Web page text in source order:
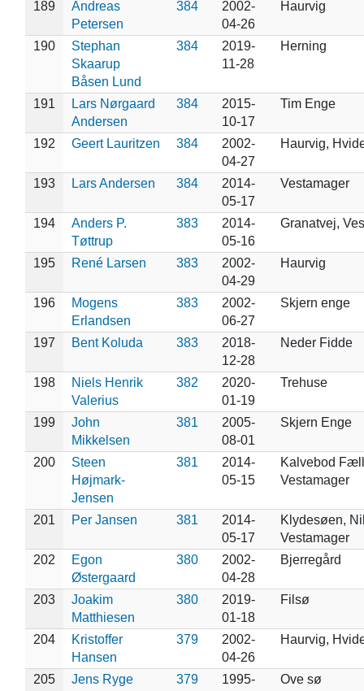
189
Andreas
Petersen
384
2002-
04-26
Haurvig
190
Stephan
Skaarup
Båsen Lund
384
2019-
11-28
Herning
191
Lars Nørgaard
Andersen
384
2015-
10-17
Tim Enge
192 Geert Lauritzen 384
2002-
04-27
Haurvig,
193 Lars Andersen 384
2014-
05-17
Vestamager
194
Anders P.
Tøttrup
383
2014-
05-16
Granatvej,
195 René Larsen 383
2002-
04-29
Haurvig
196
Mogens
Erlandsen
383
2002-
06-27
Skjern enge
197 Bent Koluda 383
2018-
12-28
Neder Fidde
198
Niels Henrik
Valerius
382
2020-
01-19
Trehuse
199
John
Mikkelsen
381
2005-
08-01
Skjern Enge
200
Steen
Højmark-
Jensen
381
2014-
05-15
Kalvebod
Vestamager
201 Per Jansen 381
2014-
05-17
Klydesøen,
Vestamager
202
Egon
Østergaard
380
2002-
04-28
Bjerregård
203
Joakim
Matthiesen
380
2019-
01-18
Filsø
204
Kristoffer
Hansen
379
2002-
04-26
Haurvig,
205 Jens Ryge 379
1995-
Ove sø